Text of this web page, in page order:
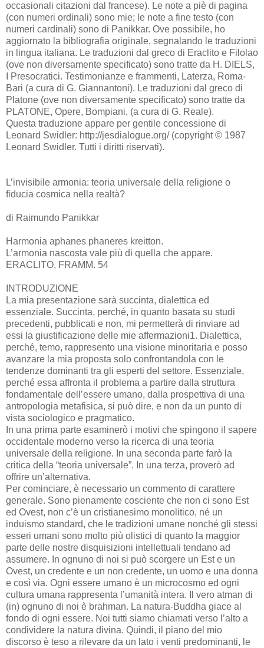
occasionali citazioni dal francese). Le note a piè di pagina
(con numeri ordinali) sono mie; le note a fine testo (con
numeri cardinali) sono di Panikkar. Ove possibile, ho
aggiornato la bibliografia originale, segnalando le traduzioni
in lingua italiana. Le traduzioni dal greco di Eraclito e Filolao
(ove non diversamente specificato) sono tratte da H. DIELS,
I Presocratici. Testimonianze e frammenti, Laterza, Roma-
Bari (a cura di G. Giannantoni). Le traduzioni dal greco di
Platone (ove non diversamente specificato) sono tratte da
PLATONE, Opere, Bompiani, (a cura di G. Reale).
Questa traduzione appare per gentile concessione di
Leonard Swidler: http://jesdialogue.org/ (copyright © 1987
Leonard Swidler. Tutti i diritti riservati).
L’invisibile armonia: teoria universale della religione o
fiducia cosmica nella realtà?
di Raimundo Panikkar
Harmonia aphanes phaneres kreitton.
L’armonia nascosta vale più di quella che appare.
ERACLITO, FRAMM. 54
INTRODUZIONE
La mia presentazione sarà succinta, dialettica ed
essenziale. Succinta, perché, in quanto basata su studi
precedenti, pubblicati e non, mi permetterà di rinviare ad
essi la giustificazione delle mie affermazioni1. Dialettica,
perché, temo, rappresento una visione minoritaria e posso
avanzare la mia proposta solo confrontandola con le
tendenze dominanti tra gli esperti del settore. Essenziale,
perché essa affronta il problema a partire dalla struttura
fondamentale dell’essere umano, dalla prospettiva di una
antropologia metafisica, si può dire, e non da un punto di
vista sociologico e pragmatico.
In una prima parte esaminerò i motivi che spingono il sapere
occidentale moderno verso la ricerca di una teoria
universale della religione. In una seconda parte farò la
critica della “teoria universale”. In una terza, proverò ad
offrire un’alternativa.
Per cominciare, è necessario un commento di carattere
generale. Sono pienamente cosciente che non ci sono Est
ed Ovest, non c’è un cristianesimo monolitico, né un
induismo standard, che le tradizioni umane nonché gli stessi
esseri umani sono molto più olistici di quanto la maggior
parte delle nostre disquisizioni intellettuali tendano ad
assumere. In ognuno di noi si può scorgere un Est e un
Ovest, un credente e un non credente, un uomo e una donna
e così via. Ogni essere umano è un microcosmo ed ogni
cultura umana rappresenta l’umanità intera. Il vero atman di
(in) ognuno di noi è brahman. La natura-Buddha giace al
fondo di ogni essere. Noi tutti siamo chiamati verso l’alto a
condividere la natura divina. Quindi, il piano del mio
discorso è teso a rilevare da un lato i venti predominanti, le